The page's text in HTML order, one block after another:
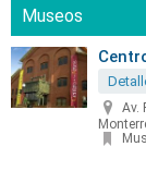
Museos
Av.